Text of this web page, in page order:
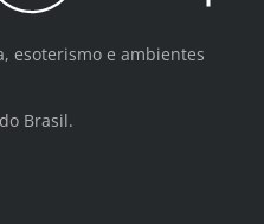
esoterismo e ambientes
Brasil.